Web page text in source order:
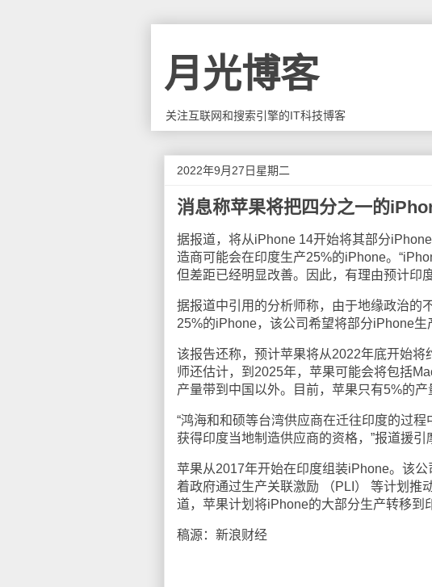
月光博客
关注互联网和搜索引擎的IT科技博客
2022年9月27日星期二
消息称苹果将把四分之一的
据报道，将从iPhone 14开始将其部分
造商可能会在印度生产25%的iPhone。
但差距已经明显改善。因此，有理由预计印
据报道中引用的分析师称，由于地缘政治的
25%的iPhone，该公司希望将部分iPhone生
该报告还称，预计苹果将从2022年底开始
师还估计，到2025年，苹果可能会将包括
产量带到中国以外。目前，苹果只有5%的产
“鸿海和和硕等台湾供应商在迁往印度的过
获得印度当地制造供应商的资格，”报道援引
苹果从2017年开始在印度组装iPhone。该
着政府通过生产关联激励 （PLI） 等计划推
道，苹果计划将iPhone的大部分生产转移到
稿源：新浪财经